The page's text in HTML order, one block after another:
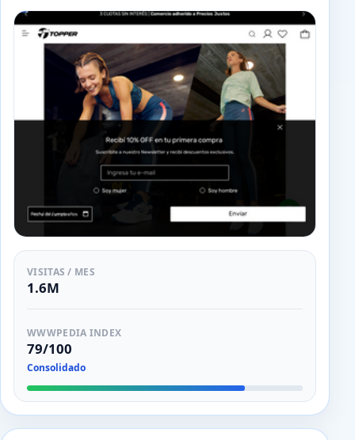
VISITAS / MES
1.6M
WWWPEDIA INDEX
79/100
Consolidado